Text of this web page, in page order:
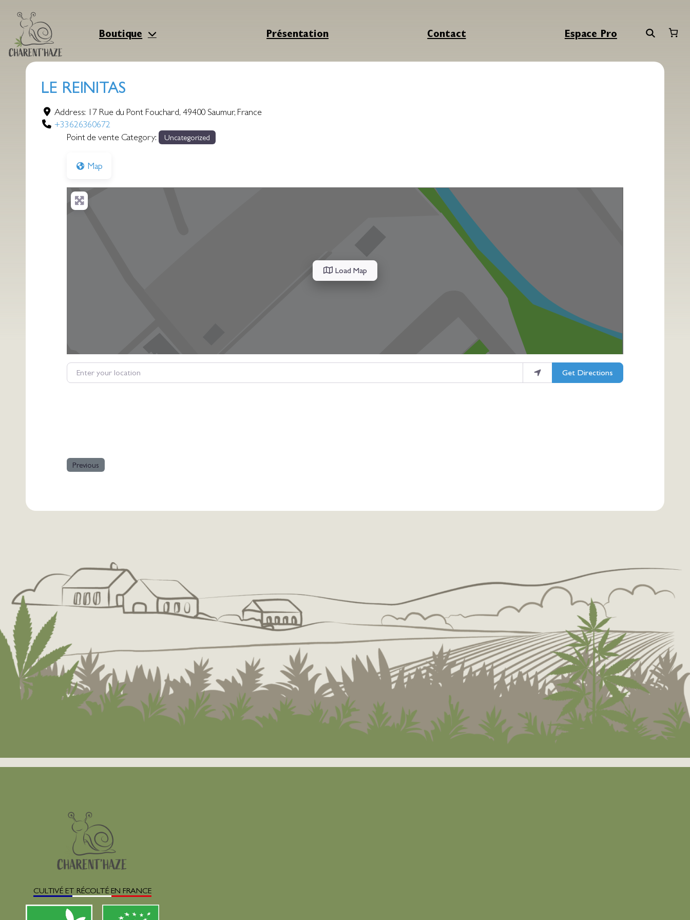
contenu
Boutique Présentation Contact Espace Pro
LE REINITAS
Address: 17 Rue du Pont Fouchard, 49400 Saumur, France
+33626360672
Point de vente Category:
Uncategorized
Map
Load Map
Enter your location
Get Directions
Previous
CULTIVÉ ET RÉCOLTÉ EN FRANCE